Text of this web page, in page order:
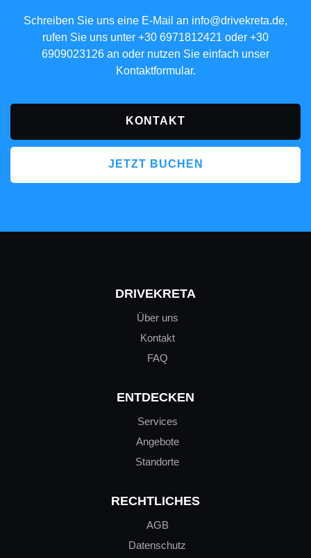
Schreiben Sie uns eine E-Mail an info@drivekreta.de,
rufen Sie uns unter +30 6971812421 oder +30
6909023126 an oder nutzen Sie einfach unser
Kontaktformular.
KONTAKT
JETZT BUCHEN
DRIVEKRETA
Über uns
Kontakt
FAQ
ENTDECKEN
Services
Angebote
Standorte
RECHTLICHES
AGB
Datenschutz